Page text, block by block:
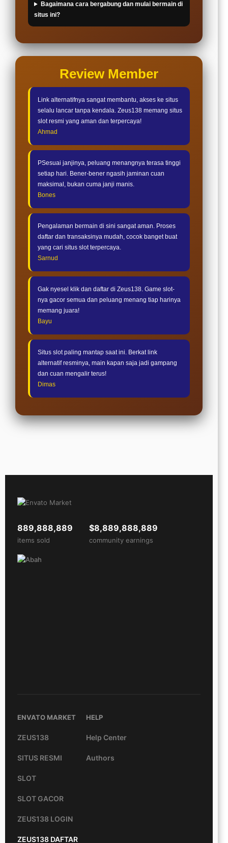
Bagaimana cara bergabung dan mulai bermain di
situs ini?
Review Member
Link alternatifnya sangat membantu, akses ke situs
selalu lancar tanpa kendala. Zeus138 memang situs
slot resmi yang aman dan terpercaya!
Ahmad
PSesuai janjinya, peluang menangnya terasa tinggi
setiap hari. Bener-bener ngasih jaminan cuan
maksimal, bukan cuma janji manis.
Bones
Pengalaman bermain di sini sangat aman. Proses
daftar dan transaksinya mudah, cocok banget buat
yang cari situs slot terpercaya.
Sarnud
Gak nyesel klik dan daftar di Zeus138. Game slot-
nya gacor semua dan peluang menang tiap harinya
memang juara!
Bayu
Situs slot paling mantap saat ini. Berkat link
alternatif resminya, main kapan saja jadi gampang
dan cuan mengalir terus!
Dimas
ENVATO MARKET
ZEUS138
SITUS RESMI
SLOT
SLOT GACOR
ZEUS138 LOGIN
ZEUS138 DAFTAR
HELP
Help Center
Authors
889,888,889
items sold
$8,889,888,889
community earnings